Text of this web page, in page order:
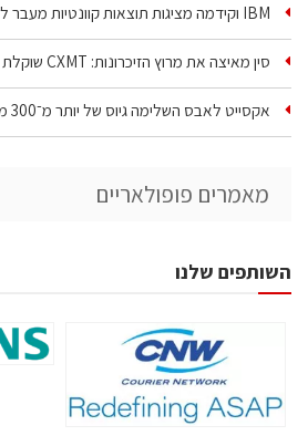
IBM וקידמה מציגות תוצאות קוונטיות מעבר ליכולת…
סין מאיצה את מרוץ הזיכרונות: CXMT שוקלת להקים מפעל…
אקסייט לאבס השלימה גיוס של יותר מ־300 מיליון דולר…
מאמרים פופולאריים
השותפים שלנו